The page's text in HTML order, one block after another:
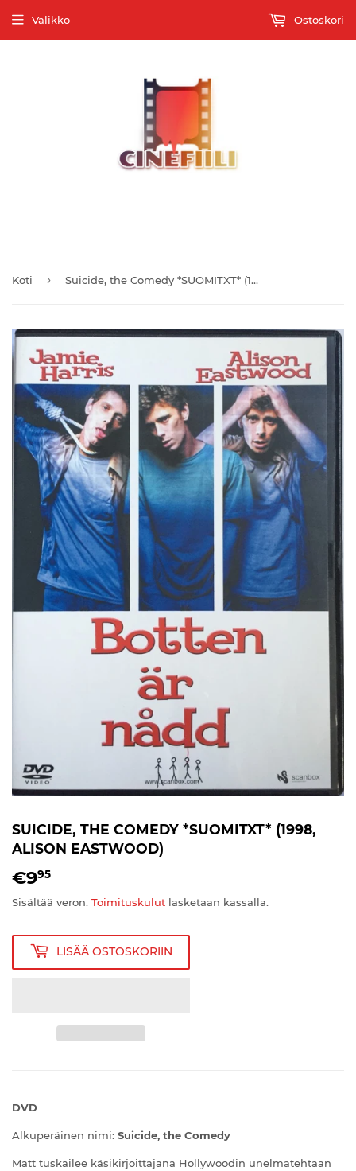
Valikko Ostoskori
Koti › Suicide, the Comedy *SUOMITXT* (1998, Alison Eastwood)
SUICIDE, THE COMEDY *SUOMITXT* (1998,
ALISON EASTWOOD)
€995
Sisältää veron. Toimituskulut lasketaan kassalla.
LISÄÄ OSTOSKORIIN
DVD
Alkuperäinen nimi: Suicide, the Comedy
Matt tuskailee käsikirjoittajana Hollywoodin unelmatehtaan